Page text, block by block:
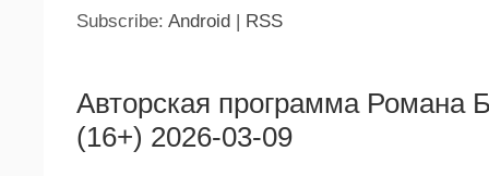
Subscribe: Android RSS
Авторская программа Романа
(16+) 2026-03-09